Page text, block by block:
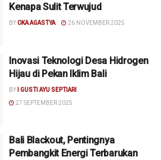
Kenapa Sulit Terwujud
BYOKA AGASTYA 26 NOVEMBER 2025
Inovasi Teknologi Desa Hidrogen
Hijau di Pekan Iklim Bali
BY
I GUSTI AYU SEPTIARI
27 SEPTEMBER 2025
Bali Blackout, Pentingnya
Pembangkit Energi Terbarukan